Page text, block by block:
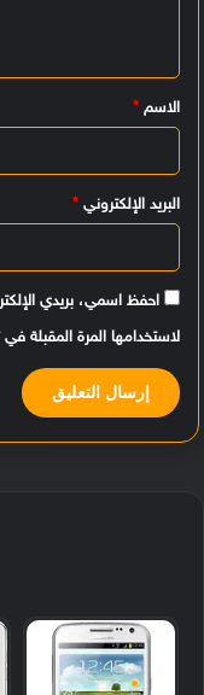
ي
ق
الاسم *
البريد الإلكتروني *
احفظ اسمي، بريدي
لاستخدامها المرة المقبلة